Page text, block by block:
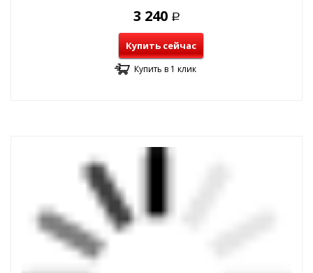
3 240 Р
Купить сейчас
Купить в 1 клик